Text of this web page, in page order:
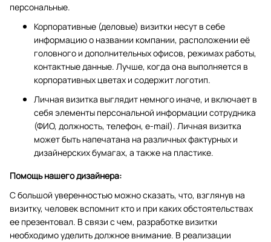
персональные.
Корпоративные (деловые) визитки несут в себе
информацию о названии компании, расположении её
головного и дополнительных офисов, режимах работы,
контактные данные. Лучше, когда она выполняется в
корпоративных цветах и содержит логотип.
Личная визитка выглядит немного иначе, и включает в
себя элементы персональной информации сотрудника
(ФИО, должность, телефон, e-mail). Личная визитка
может быть напечатана на различных фактурных и
дизайнерских бумагах, а также на пластике.
Помощь нашего дизайнера:
С большой уверенностью можно сказать, что, взглянув на
визитку, человек вспомнит кто и при каких обстоятельствах
ее презентовал. В связи с чем, разработке визитки
необходимо уделить должное внимание. В реализации